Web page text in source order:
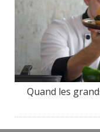
Quand les